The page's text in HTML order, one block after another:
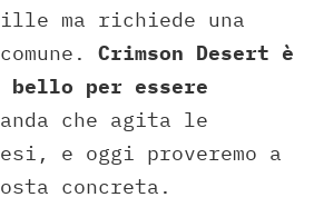
ma richiede una
Crimson Desert è
bello per essere
che agita le
e oggi proveremo a
concreta.